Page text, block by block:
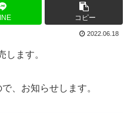
コピー
2022.06.18
します。
、お知らせします。